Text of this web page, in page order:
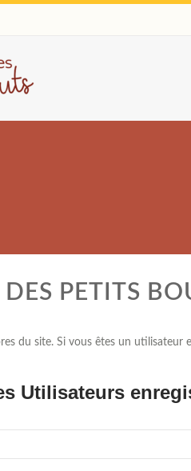
PETITS
du site. Si vous êtes un
Utilisateurs